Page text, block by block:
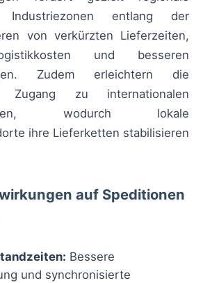
Industriezonen entlang der
von verkürzten Lieferzeiten,
und besseren
Zudem erleichtern die
Zugang zu internationalen
wodurch lokale
ihre Lieferketten stabilisieren
auf Speditionen
Bessere
und synchronisierte